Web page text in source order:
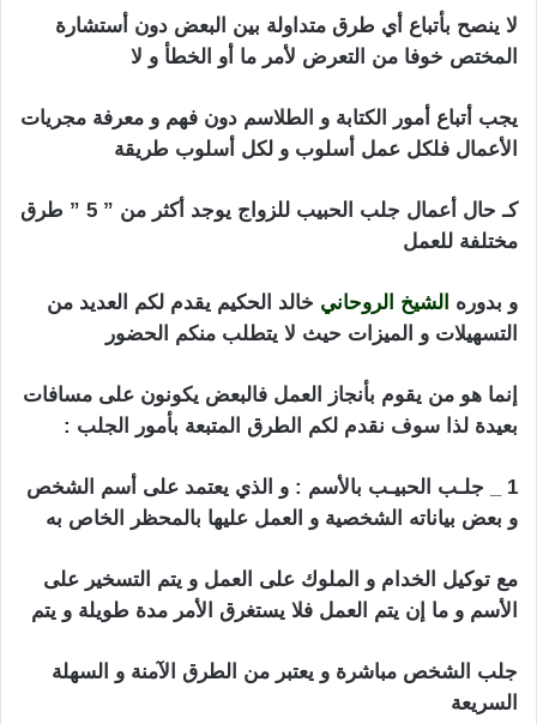
لا ينصح بأتباع أي طرق متداولة بين البعض دون أستشارة
المختص خوفا من التعرض لأمر ما أو الخطأ و لا
يجب أتباع أمور الكتابة و الطلاسم دون فهم و معرفة مجريات
الأعمال فلكل عمل أسلوب و لكل أسلوب طريقة
كـ حال أعمال جلب الحبيب للزواج يوجد أكثر من ” 5 ” طرق
مختلفة للعمل
و بدوره الشيخ الروحاني خالد الحكيم يقدم لكم العديد من
التسهيلات و الميزات حيث لا يتطلب منكم الحضور
إنما هو من يقوم بأنجاز العمل فالبعض يكونون على مسافات
بعيدة لذا سوف نقدم لكم الطرق المتبعة بأمور الجلب :
1 _ جلـب الحبيـب بالأسم : و الذي يعتمد على أسم الشخص
و بعض بياناته الشخصية و العمل عليها بالمحظر الخاص به
مع توكيل الخدام و الملوك على العمل و يتم التسخير على
الأسم و ما إن يتم العمل فلا يستغرق الأمر مدة طويلة و يتم
جلب الشخص مباشرة و يعتبر من الطرق الآمنة و السهلة
السريعة